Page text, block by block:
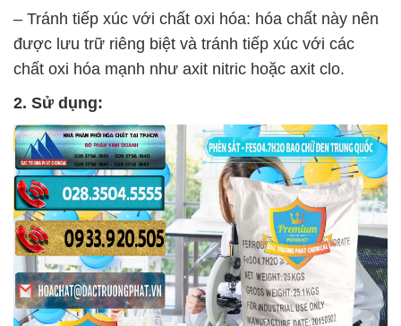
– Tránh tiếp xúc với chất oxi hóa: hóa chất này nên
được lưu trữ riêng biệt và tránh tiếp xúc với các
chất oxi hóa mạnh như axit nitric hoặc axit clo.
2. Sử dụng: